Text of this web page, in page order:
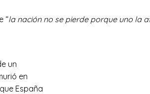
“la nación no se pierde porque uno la
un
en
España